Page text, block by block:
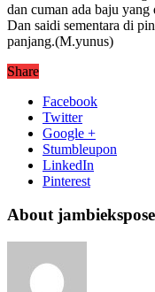
dan cuman ada baju
Dan saidi sementara di
panjang.(M.yunus)
Share
Facebook
Twitter
Google +
Stumbleupon
LinkedIn
Pinterest
About jambiekspose